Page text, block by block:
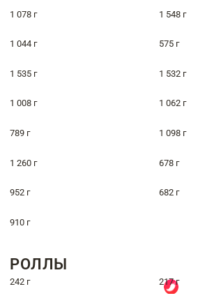
1 078 г 1 548 г
1 044 г 575 г
1 535 г 1 532 г
1 008 г 1 062 г
789 г 1 098 г
1 260 г 678 г
952 г 682 г
910 г
РОЛЛЫ
242 г 217 г